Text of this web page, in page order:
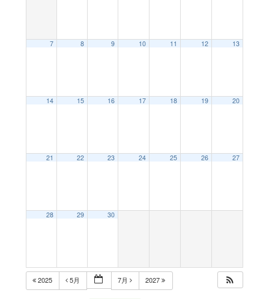
7 8 9 10 11 12 13
14 15 16 17 18 19 20
21 22 23 24 25 26 27
28 29 30
2025 5月 7月 2027